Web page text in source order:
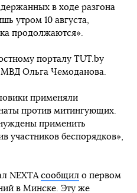
в ходе разгона
утром 10 августа,
продолжаются».
порталу TUT.by
МВД Ольга Чемоданова.
применяли
против митингующих.
применить
участников беспорядков»,
NEXTA сообщил о первом
в Минске. Эту же